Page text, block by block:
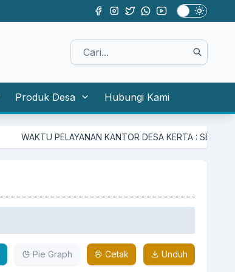
Produk Desa Hubungi Kami
WAKTU PELAYANAN KANTOR DESA KERTA : SENIN -
Pie Graph Cetak Unduh